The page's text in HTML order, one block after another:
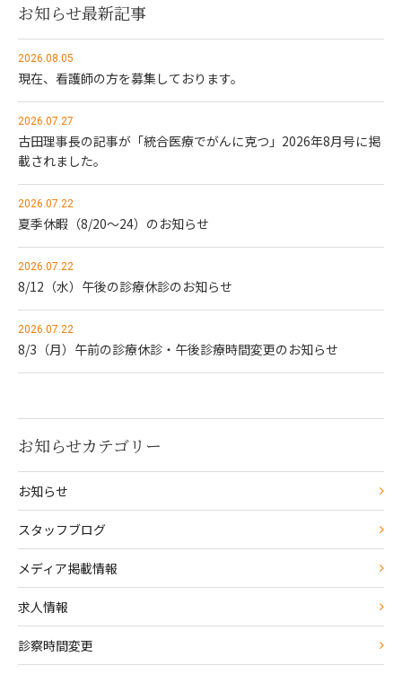
お知らせ最新記事
2026.08.05
現在、看護師の方を募集しております。
2026.07.27
古田理事長の記事が「統合医療でがんに克つ」2026年8月号に掲
載されました。
2026.07.22
夏季休暇（8/20～24）のお知らせ
2026.07.22
8/12（水）午後の診療休診のお知らせ
2026.07.22
8/3（月）午前の診療休診・午後診療時間変更のお知らせ
お知らせカテゴリー
お知らせ
スタッフブログ
メディア掲載情報
求人情報
診察時間変更